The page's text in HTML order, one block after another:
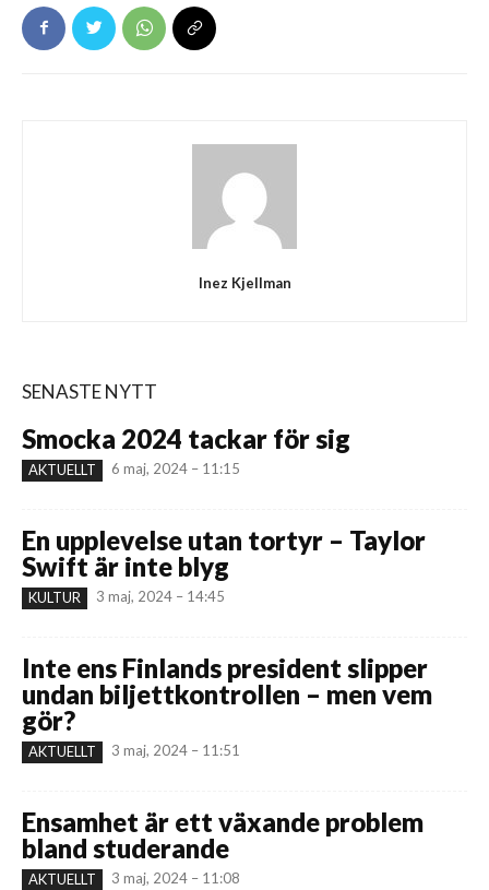
Inez Kjellman
SENASTE NYTT
Smocka 2024 tackar för sig
AKTUELLT 6 maj, 2024 – 11:15
En upplevelse utan tortyr – Taylor
Swift är inte blyg
KULTUR 3 maj, 2024 – 14:45
Inte ens Finlands president slipper
undan biljettkontrollen – men vem
gör?
AKTUELLT 3 maj, 2024 – 11:51
Ensamhet är ett växande problem
bland studerande
AKTUELLT 3 maj, 2024 – 11:08